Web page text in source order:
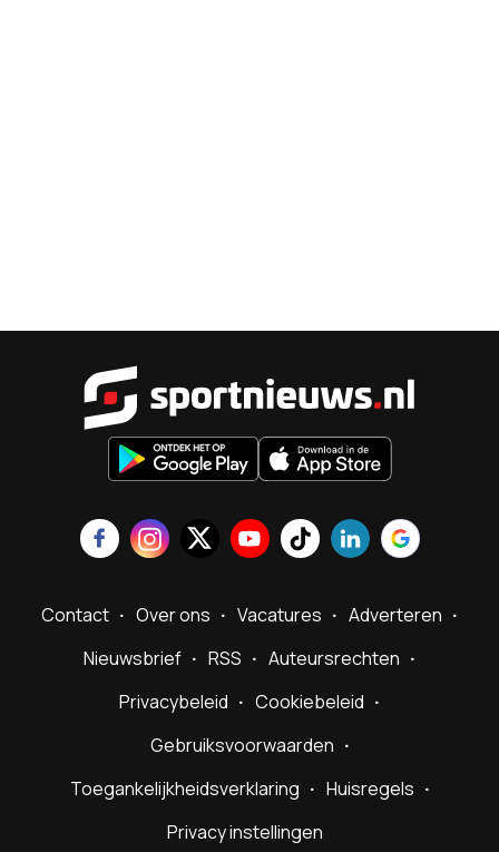
Contact Over ons Vacatures
Adverteren
Nieuwsbrief
RSS
Auteursrechten
Privacybeleid
Cookiebeleid
Gebruiksvoorwaarden
Toegankelijkheidsverklaring
Huisregels
Privacy instellingen